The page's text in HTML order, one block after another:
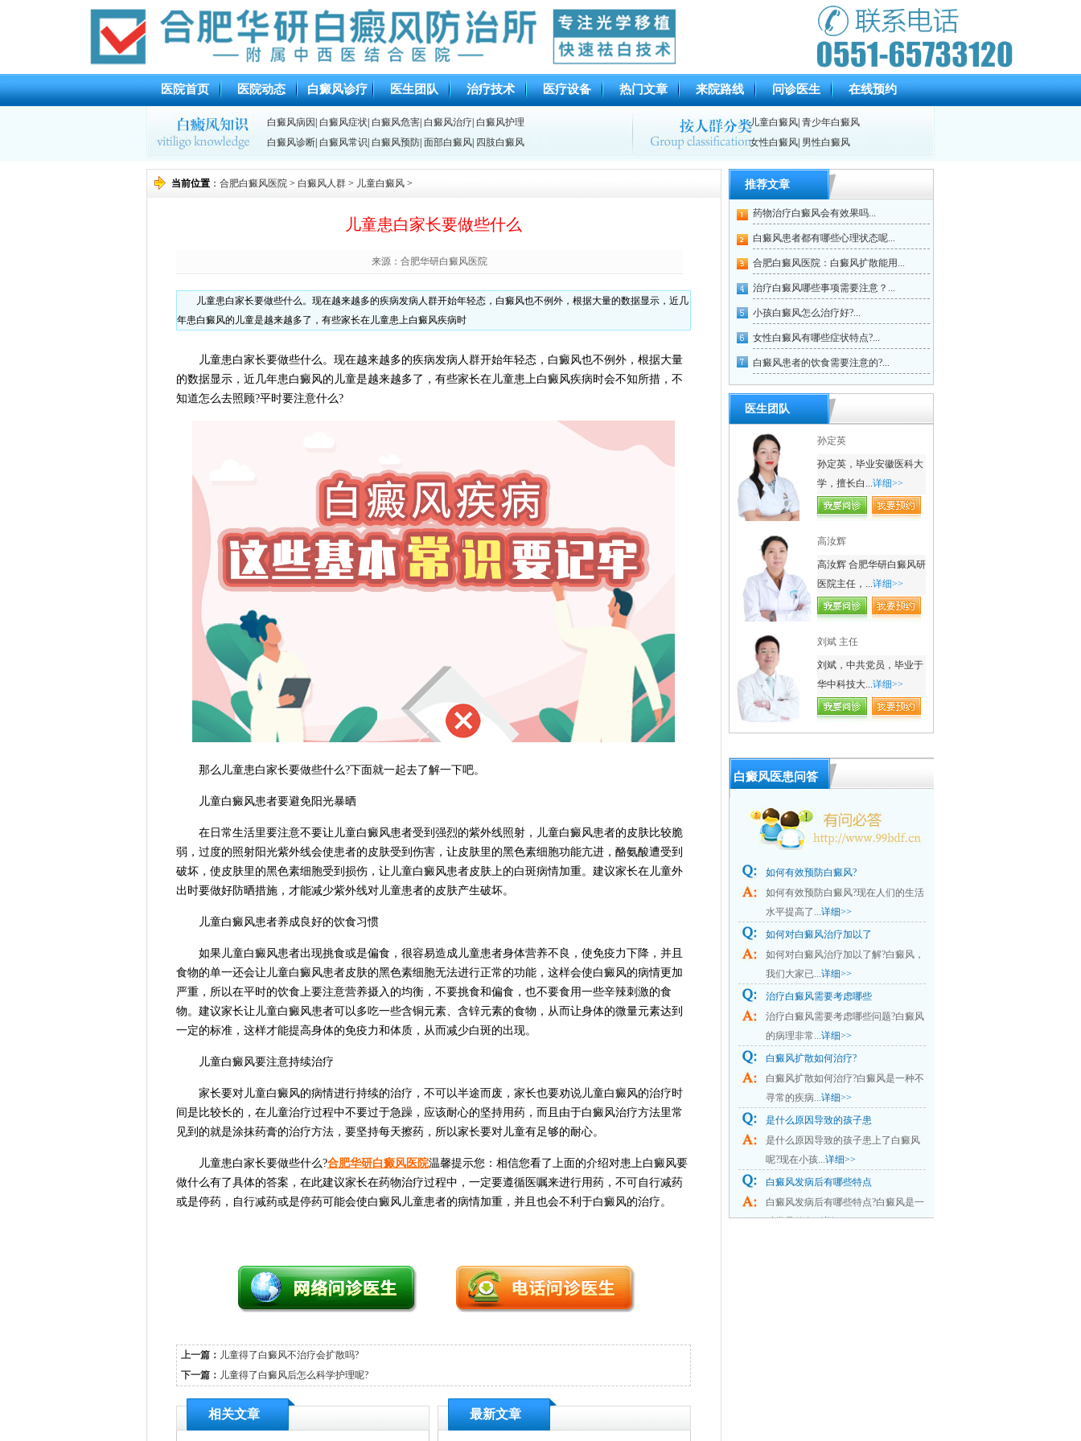
医院首页 医院动态 白癜风诊疗 医生团队 治疗技术 医疗设备 热门文章 来院路线 问诊医生 在线预约
白癜风病因 白癜风症状 白癜风危害 白癜风治疗 白癜风护理
白癜风诊断 白癜风常识 白癜风预防 面部白癜风 四肢白癜风
儿童白癜风 青少年白癜风
女性白癜风 男性白癜风
当前位置 ： 合肥白癜风医院 > 白癜风人群 > 儿童白癜风 >
儿童患白家长要做些什么
来源：合肥华研白癜风医院
儿童患白家长要做些什么。现在越来越多的疾病发病人群开始年轻态，白癜风也不例外，根据大量的数据显示，近几
年患白癜风的儿童是越来越多了，有些家长在儿童患上白癜风疾病时
儿童患白家长要做些什么。现在越来越多的疾病发病人群开始年轻态，白癜风也不例外，根据大量
的数据显示，近几年患白癜风的儿童是越来越多了，有些家长在儿童患上白癜风疾病时会不知所措，不
知道怎么去照顾?平时要注意什么?
那么儿童患白家长要做些什么?下面就一起去了解一下吧。
儿童白癜风患者要避免阳光暴晒
在日常生活里要注意不要让儿童白癜风患者受到强烈的紫外线照射，儿童白癜风患者的皮肤比较脆
弱，过度的照射阳光紫外线会使患者的皮肤受到伤害，让皮肤里的黑色素细胞功能亢进，酪氨酸遭受到
破坏，使皮肤里的黑色素细胞受到损伤，让儿童白癜风患者皮肤上的白斑病情加重。建议家长在儿童外
出时要做好防晒措施，才能减少紫外线对儿童患者的皮肤产生破坏。
儿童白癜风患者养成良好的饮食习惯
如果儿童白癜风患者出现挑食或是偏食，很容易造成儿童患者身体营养不良，使免疫力下降，并且
食物的单一还会让儿童白癜风患者皮肤的黑色素细胞无法进行正常的功能，这样会使白癜风的病情更加
严重，所以在平时的饮食上要注意营养摄入的均衡，不要挑食和偏食，也不要食用一些辛辣刺激的食
物。建议家长让儿童白癜风患者可以多吃一些含铜元素、含锌元素的食物，从而让身体的微量元素达到
一定的标准，这样才能提高身体的免疫力和体质，从而减少白斑的出现。
儿童白癜风要注意持续治疗
家长要对儿童白癜风的病情进行持续的治疗，不可以半途而废，家长也要劝说儿童白癜风的治疗时
间是比较长的，在儿童治疗过程中不要过于急躁，应该耐心的坚持用药，而且由于白癜风治疗方法里常
见到的就是涂抹药膏的治疗方法，要坚持每天擦药，所以家长要对儿童有足够的耐心。
儿童患白家长要做些什么?合肥华研白癜风医院温馨提示您：相信您看了上面的介绍对患上白癜风要
做什么有了具体的答案，在此建议家长在药物治疗过程中，一定要遵循医嘱来进行用药，不可自行减药
或是停药，自行减药或是停药可能会使白癜风儿童患者的病情加重，并且也会不利于白癜风的治疗。
上一篇： 儿童得了白癜风不治疗会扩散吗?
下一篇： 儿童得了白癜风后怎么科学护理呢?
相关文章 最新文章
推荐文章
药物治疗白癜风会有效果吗...
白癜风患者都有哪些心理状态呢...
合肥白癜风医院：白癜风扩散能用...
治疗白癜风哪些事项需要注意？...
小孩白癜风怎么治疗好?...
女性白癜风有哪些症状特点?...
白癜风患者的饮食需要注意的?...
医生团队
孙定英
孙定英，毕业安徽医科大
学，擅长白...详细>>
高汝辉
高汝辉 合肥华研白癜风研
医院主任，...详细>>
刘斌 主任
刘斌，中共党员，毕业于
华中科技大...详细>>
白癜风医患问答
如何有效预防白癜风?
如何有效预防白癜风?现在人们的生活
水平提高了...详细>>
如何对白癜风治疗加以了
如何对白癜风治疗加以了解?白癜风，
我们大家已...详细>>
治疗白癜风需要考虑哪些
治疗白癜风需要考虑哪些问题?白癜风
的病理非常...详细>>
白癜风扩散如何治疗?
白癜风扩散如何治疗?白癜风是一种不
寻常的疾病...详细>>
是什么原因导致的孩子患
是什么原因导致的孩子患上了白癜风
呢?现在小孩...详细>>
白癜风发病后有哪些特点
白癜风发病后有哪些特点?白癜风是一
种常见的色...详细>>